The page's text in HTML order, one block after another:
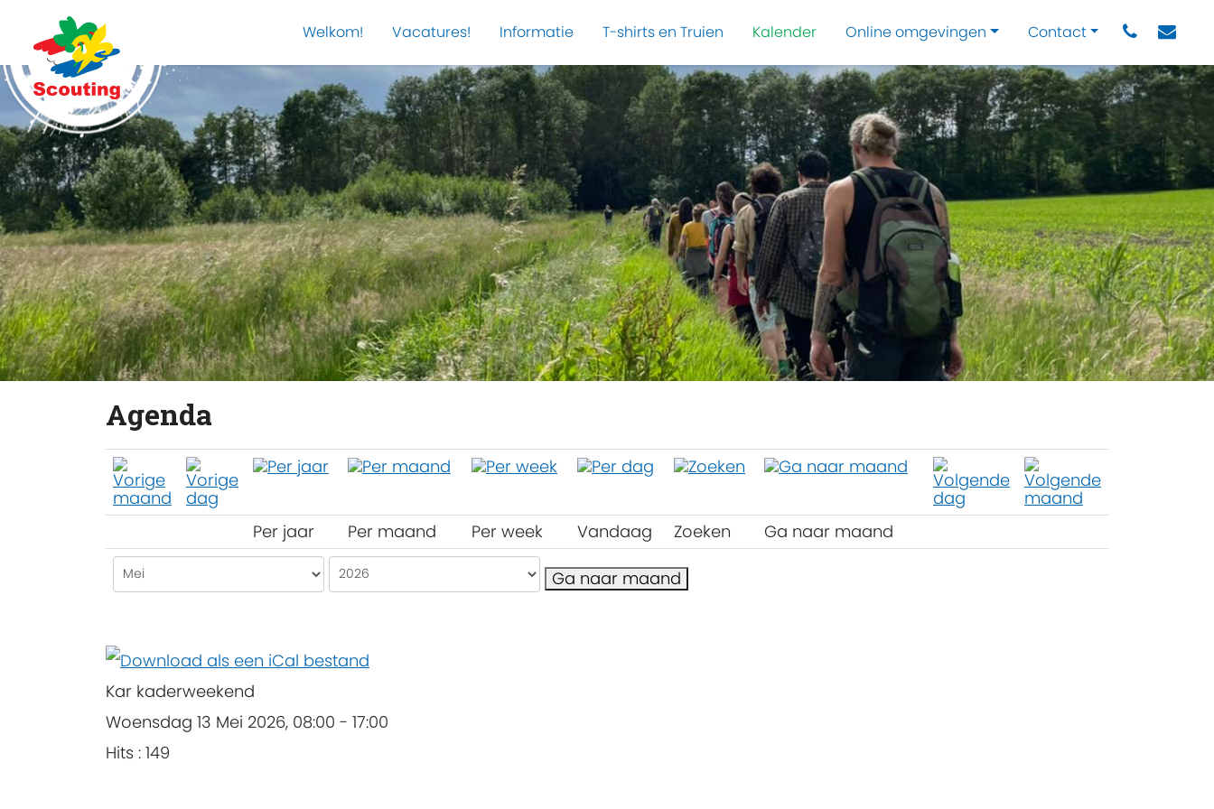
Welkom! Vacatures! Informatie T-shirts en Truien Kalender Online omgevingen Contact
Agenda
Per jaar Per maand Per week Vandaag Zoeken Ga naar maand
Ga naar maand
Kar kaderweekend
Woensdag 13 Mei 2026, 08:00 - 17:00
Hits : 149